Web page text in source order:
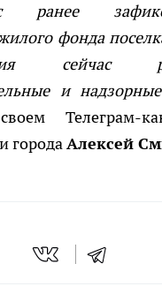
ранее
фонда
сейчас
и
Телеграм-
городаАлексей